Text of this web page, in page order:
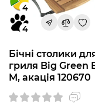
4
4
Бічні столики
гриля Big Green
M, акація 120670